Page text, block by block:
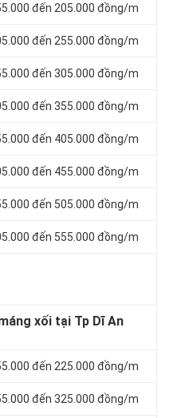
đến 205.000 đồng/m
đến 255.000 đồng/m
đến 305.000 đồng/m
đến 355.000 đồng/m
đến 405.000 đồng/m
đến 455.000 đồng/m
đến 505.000 đồng/m
đến 555.000 đồng/m
xối tại Tp Dĩ An
đến 225.000 đồng/m
đến 325.000 đồng/m